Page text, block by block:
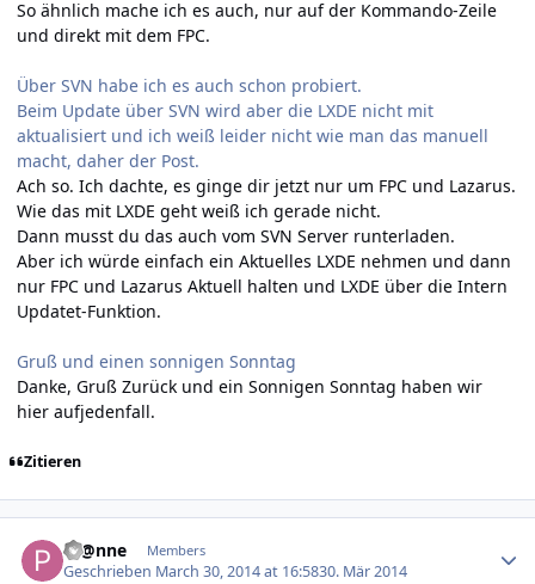
So ähnlich mache ich es auch, nur auf der Kommando-Zeile
und direkt mit dem FPC.
Über SVN habe ich es auch schon probiert.
Beim Update über SVN wird aber die LXDE nicht mit
aktualisiert und ich weiß leider nicht wie man das manuell
macht, daher der Post.
Ach so. Ich dachte, es ginge dir jetzt nur um FPC und Lazarus.
Wie das mit LXDE geht weiß ich gerade nicht.
Dann musst du das auch vom SVN Server runterladen.
Aber ich würde einfach ein Aktuelles LXDE nehmen und dann
nur FPC und Lazarus Aktuell halten und LXDE über die Intern
Updatet-Funktion.
Gruß und einen sonnigen Sonntag
Danke, Gruß Zurück und ein Sonnigen Sonntag haben wir
hier aufjedenfall.
Zitieren
Pf@nne Members
Geschrieben March 30, 2014 at 16:5830. Mär 2014